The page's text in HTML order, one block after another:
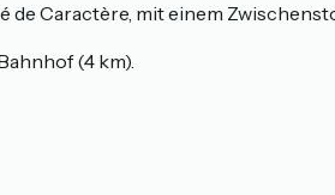
de Caractère, mit einem
(4 km).